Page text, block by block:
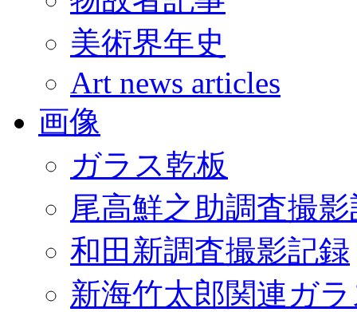
美術界年史
Art news articles
画像
ガラス乾板
尾高鮮之助調査撮
和田新調査撮影記録
新海竹太郎関連ガ